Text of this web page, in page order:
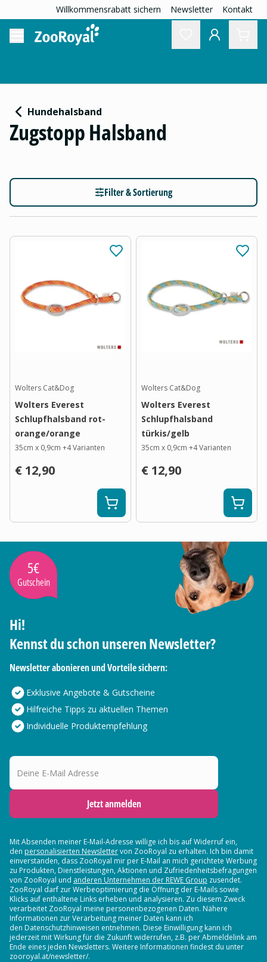
Willkommensrabatt sichern Newsletter Kontakt
Hundehalsband
Zugstopp Halsband
Filter & Sortierung
Wolters Cat&Dog
Wolters Everest
Schlupfhalsband rot-
orange/orange
35cm x 0,9cm +4Varianten
€ 12,90
Wolters Cat&Dog
Wolters Everest
Schlupfhalsband
türkis/gelb
35cm x 0,9cm +4Varianten
€ 12,90
5€
Gutschein
Hi!
Kennst du schon unseren Newsletter?
Newsletter abonieren und Vorteile sichern:
Exklusive Angebote & Gutscheine
Hilfreiche Tipps zu aktuellen Themen
Individuelle Produktempfehlung
Deine E-Mail Adresse
Jetzt anmelden
Mit Absenden meiner E-Mail-Adresse willige ich bis auf Widerruf ein,
den personalisierten Newslettervon ZooRoyal zu erhalten. Ich bin damit
einverstanden, dass ZooRoyal mir per E-Mail an mich gerichtete Werbung
zu Produkten, Dienstleistungen, Aktionen und Zufriedenheitsbefragungen
von ZooRoyal und anderen Unternehmen der REWE Group zusendet.
ZooRoyal darf zur Werbeoptimierung die Öffnung der E-Mails sowie
Klicks auf enthaltene Links erheben und analysieren. Zu diesem Zweck
verarbeitet ZooRoyal meine personenbezogenen Daten. Nähere
Informationen zur Verarbeitung meiner Daten kann ich
den Datenschutzhinweisen entnehmen. Diese Einwilligung kann ich
jederzeit mit Wirkung für die Zukunft widerrufen, z.B. per Abmeldelink am
Ende eines jeden Newsletters. Weitere Informationen findest du unter
zooroyal.at/newsletter/.